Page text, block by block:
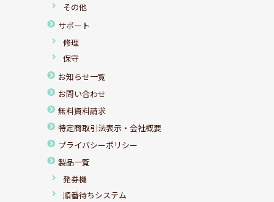
その他
サポート
修理
保守
お知らせ一覧
お問い合わせ
無料資料請求
特定商取引法表示・会社概要
プライバシーポリシー
製品一覧
発券機
順番待ちシステム